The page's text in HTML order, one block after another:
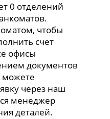
0 отделений
чтобы
счет
офисы
документов
можете
через наш
менеджер
деталей.